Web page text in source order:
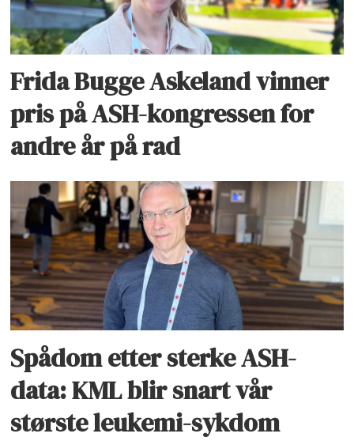
Frida Bugge Askeland vinner
pris på ASH-kongressen for
andre år på rad
Spådom etter sterke ASH-
data: KML blir snart vår
største leukemi-sykdom